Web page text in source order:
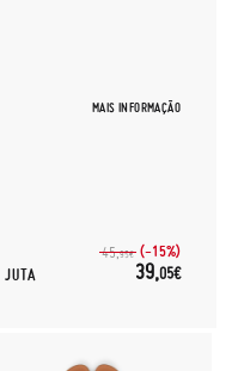
MAIS INFORMAÇÃO
45,95€ (-15%)
39,05€